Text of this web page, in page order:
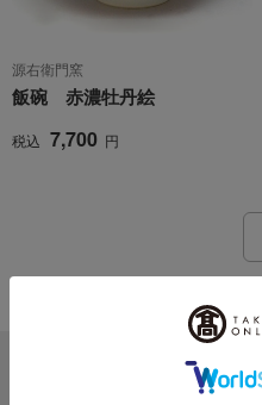
源右衛門窯
飯碗 赤濃牡丹絵
税込 7,700 円